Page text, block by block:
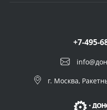
+7-495-
г. Москва,